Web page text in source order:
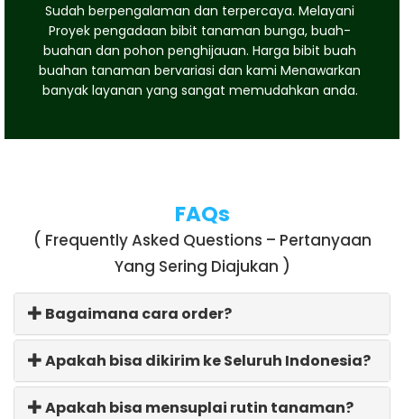
Sudah berpengalaman dan terpercaya. Melayani
Proyek pengadaan bibit tanaman bunga, buah-
buahan dan pohon penghijauan. Harga bibit buah
buahan tanaman bervariasi dan kami Menawarkan
banyak layanan yang sangat memudahkan anda.
FAQs
( Frequently Asked Questions – Pertanyaan
Yang Sering Diajukan )
Bagaimana cara order?
Apakah bisa dikirim ke Seluruh Indonesia?
Apakah bisa mensuplai rutin tanaman?